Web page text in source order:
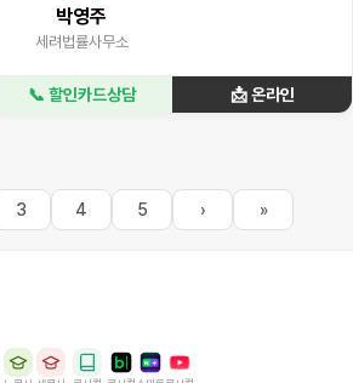
박영주
세려법률사무소
📞 할인카드상담 📩 온라인
3 4 5 › »